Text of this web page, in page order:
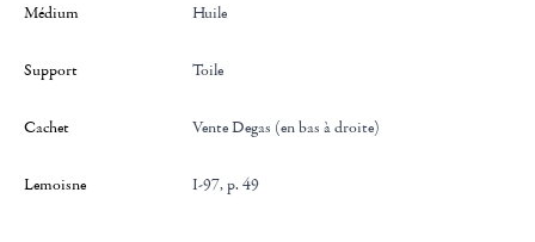
Médium Huile
Support toile
Cachet Vente Degas (en bas à droite)
Lemoisne I-97, p. 49